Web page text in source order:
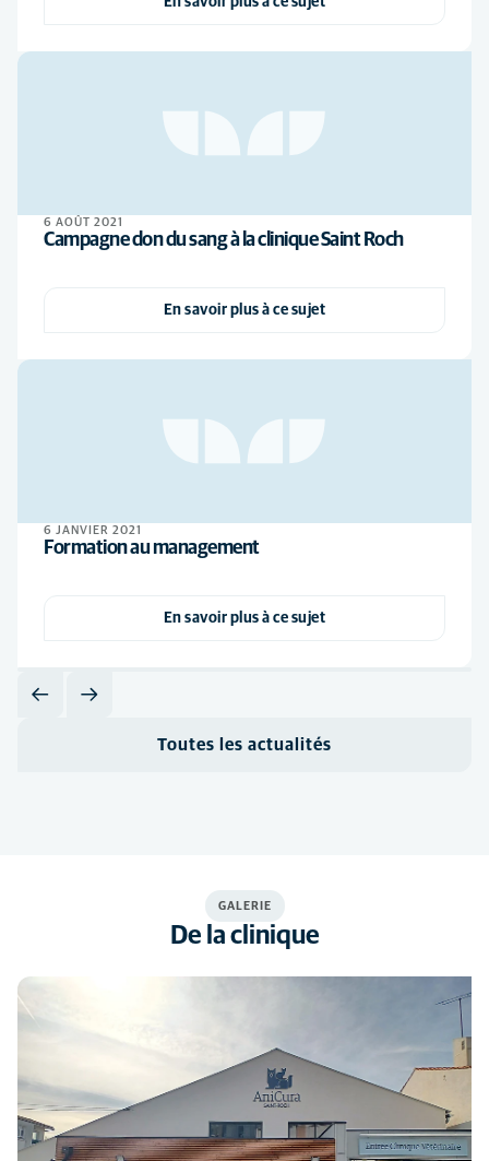
6 AOÛT 2021
Campagne don du sang à la clinique Saint Roch
En savoir plus à ce sujet
6 JANVIER 2021
Formation au management
En savoir plus à ce sujet
Toutes les actualités
GALERIE
De la clinique